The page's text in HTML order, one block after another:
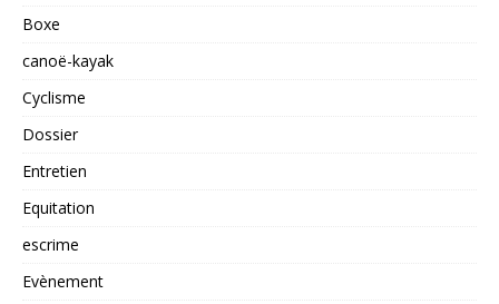
Boxe
canoë-kayak
Cyclisme
Dossier
Entretien
Equitation
escrime
Evènement